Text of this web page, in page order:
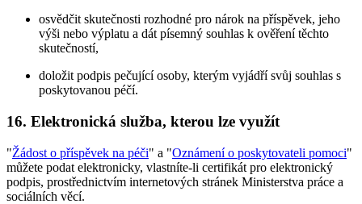
osvědčit skutečnosti rozhodné pro nárok na příspěvek, jeho
výši nebo výplatu a dát písemný souhlas k ověření těchto
skutečností,
doložit podpis pečující osoby, kterým vyjádří svůj souhlas s
poskytovanou péčí.
16. Elektronická služba, kterou lze využít
"Žádost o příspěvek na péči" a "Oznámení o poskytovateli pomoci"
můžete podat elektronicky, vlastníte-li certifikát pro elektronický
podpis, prostřednictvím internetových stránek Ministerstva práce a
sociálních věcí.